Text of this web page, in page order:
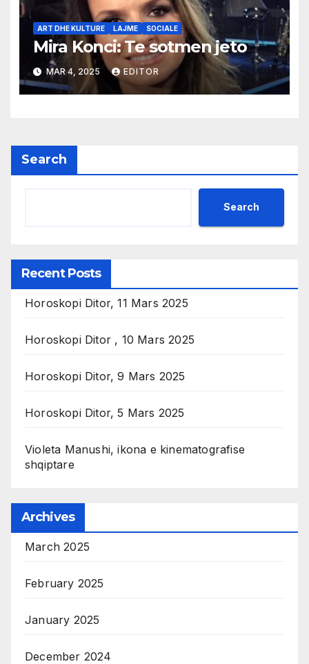
ART DHE KULTURE LAJME SOCIALE
Mira Konci: Te sotmen jeto
MAR 4, 2025 EDITOR
Search
Search
Recent Posts
Horoskopi Ditor, 11 Mars 2025
Horoskopi Ditor , 10 Mars 2025
Horoskopi Ditor, 9 Mars 2025
Horoskopi Ditor, 5 Mars 2025
Violeta Manushi, ikona e kinematografise
shqiptare
Archives
March 2025
February 2025
January 2025
December 2024